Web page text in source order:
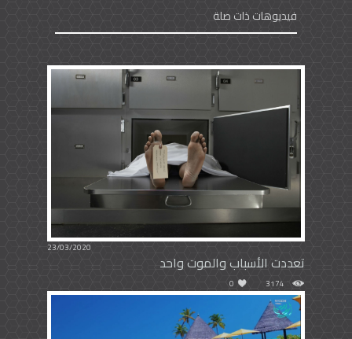
فيديوهات ذات صلة
23/03/2020
تعددت الأسباب والموت واحد
3174
0